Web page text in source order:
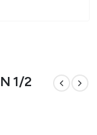
1/2